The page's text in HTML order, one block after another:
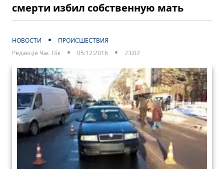
смерти избил собственную мать
НОВОСТИ
ПРОИСШЕСТВИЯ
Редакція Час Пік
05:12:2016 23:02